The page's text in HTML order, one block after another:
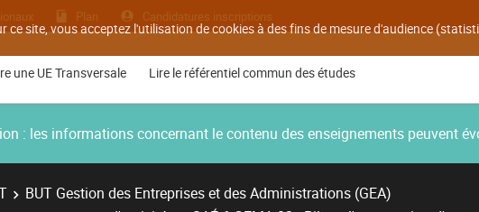
site, vous acceptez l'utilisation de cookies à des fins de mesure d'audience
Plan Candidatures inscriptions
une UE Transversale Lire le référentiel commun des études
: les informations concernant le contenu des enseignements peuvent
BUT Gestion des Entreprises et des Administrations (GEA)